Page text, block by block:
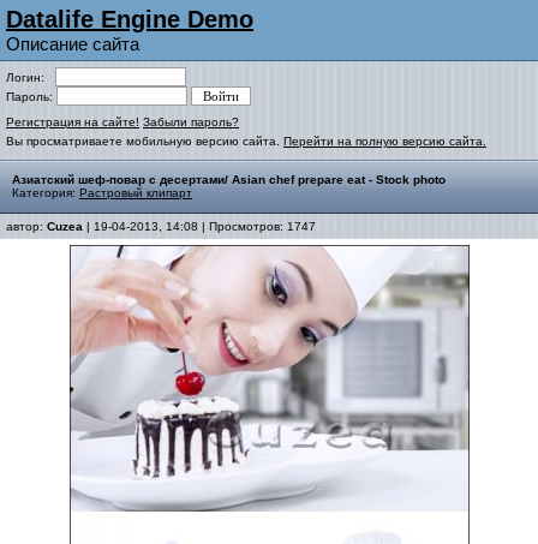
Datalife Engine Demo
Описание сайта
Логин:
Пароль:
Регистрация на сайте! Забыли пароль?
Вы просматриваете мобильную версию сайта. Перейти на полную версию сайта.
Азиатский шеф-повар с десертами/ Asian chef prepare eat - Stock photo
Категория: Растровый клипарт
автор: Cuzea | 19-04-2013, 14:08 | Просмотров: 1747